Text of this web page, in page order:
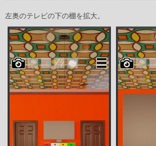
左奥のテレビの下の棚を拡大。